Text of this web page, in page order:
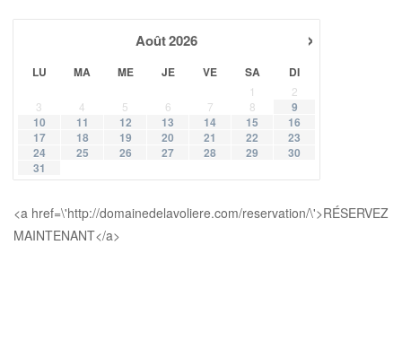
›
Août2026
LU MA ME JE VE SA DI
1
2
3
4 5 6 7 8
9
10
11 12 13 14 15
16
17
18 19 20 21 22
23
24
25 26 27 28 29
30
31
<a href=\'http://domainedelavoliere.com/reservation/\'>RÉSERVEZ
MAINTENANT</a>